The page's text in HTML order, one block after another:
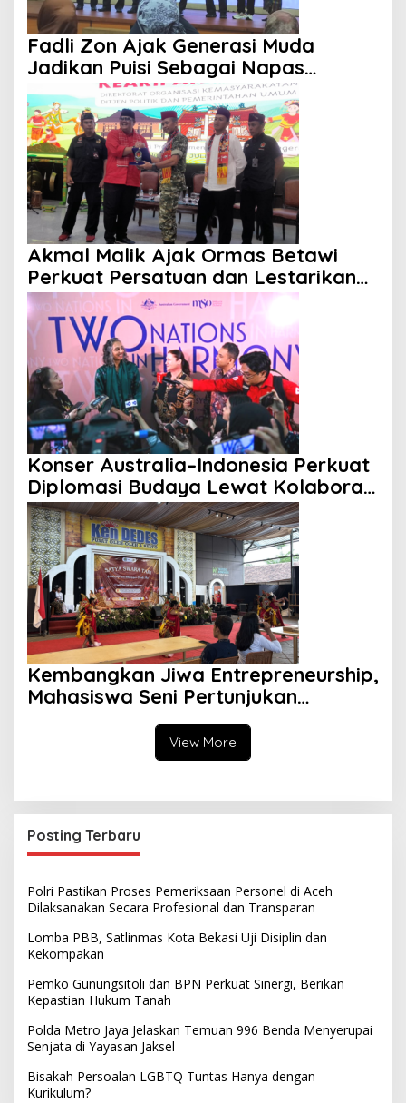
Fadli Zon Ajak Generasi Muda
Jadikan Puisi Sebagai Napas
Kebudayaan Bangsa
Akmal Malik Ajak Ormas Betawi
Perkuat Persatuan dan Lestarikan
Budaya Lokal
Konser Australia–Indonesia Perkuat
Diplomasi Budaya Lewat Kolaborasi
Musik Klasik
Kembangkan Jiwa Entrepreneurship,
Mahasiswa Seni Pertunjukan
Universitas Negeri Malang Gelar
“Satya Swara Tari” di Pusat Wisata
View More
Posting Terbaru
Polri Pastikan Proses Pemeriksaan Personel di Aceh
Dilaksanakan Secara Profesional dan Transparan
Lomba PBB, Satlinmas Kota Bekasi Uji Disiplin dan
Kekompakan
Pemko Gunungsitoli dan BPN Perkuat Sinergi, Berikan
Kepastian Hukum Tanah
Polda Metro Jaya Jelaskan Temuan 996 Benda Menyerupai
Senjata di Yayasan Jaksel
Bisakah Persoalan LGBTQ Tuntas Hanya dengan
Kurikulum?